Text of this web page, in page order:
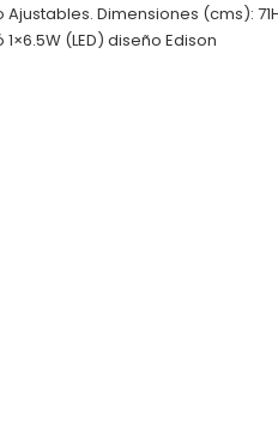
Dimensiones (cms):
(LED) diseño Edison